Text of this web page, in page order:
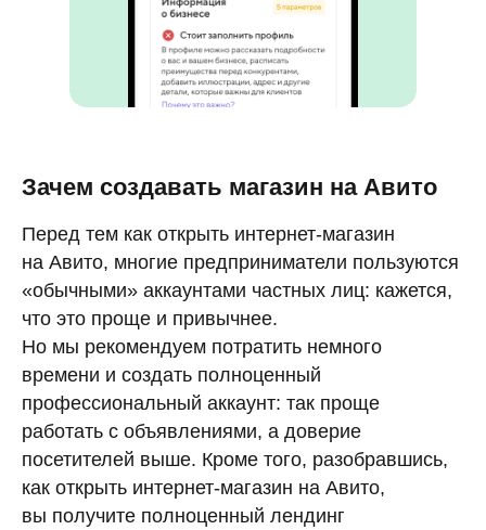
Зачем создавать магазин на Авито
Перед тем как открыть интернет-магазин
на Авито, многие предприниматели пользуются
«обычными» аккаунтами частных лиц: кажется,
что это проще и привычнее.
Но мы рекомендуем потратить немного
времени и создать полноценный
профессиональный аккаунт: так проще
работать с объявлениями, а доверие
посетителей выше. Кроме того, разобравшись,
как открыть интернет-магазин на Авито,
вы получите полноценный лендинг